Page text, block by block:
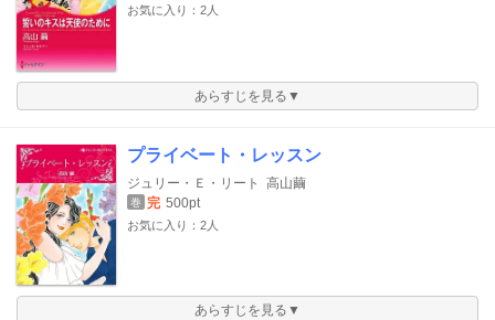
お気に入り：2人
あらすじを見る▼
プライベート・レッスン
ジュリー・Ｅ・リート 高山繭
巻 完 500pt
お気に入り：2人
あらすじを見る▼